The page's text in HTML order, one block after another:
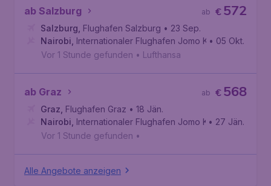
ab Salzburg €572
ab
Salzburg Flughafen Salzburg • 23 Sep.
Nairobi Internationaler Flughafen Jomo Kenyatta
• 05 Okt.
Vor 1 Stunde gefunden • Lufthansa
ab Graz €568
ab
Graz Flughafen Graz • 18 Jän.
Nairobi Internationaler Flughafen Jomo Kenyatta
• 27 Jän.
Vor 1 Stunde gefunden •
Alle Angebote anzeigen